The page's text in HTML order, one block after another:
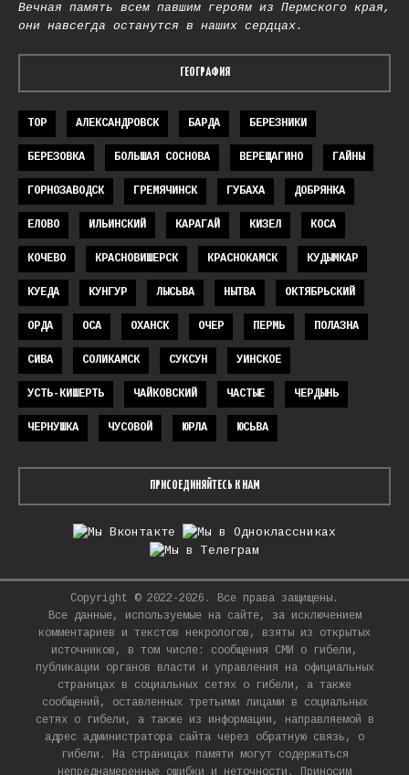
Вечная память всем павшим героям из Пермского края,
они навсегда останутся в наших сердцах.
ГЕОГРАФИЯ
TOP АЛЕКСАНДРОВСК БАРДА БЕРЕЗНИКИ
БЕРЕЗОВКА БОЛЬШАЯ СОСНОВА ВЕРЕЩАГИНО ГАЙНЫ
ГОРНОЗАВОДСК ГРЕМЯЧИНСК ГУБАХА ДОБРЯНКА
ЕЛОВО ИЛЬИНСКИЙ КАРАГАЙ КИЗЕЛ КОСА
КОЧЕВО КРАСНОВИШЕРСК КРАСНОКАМСК КУДЫМКАР
КУЕДА КУНГУР ЛЫСЬВА НЫТВА ОКТЯБРЬСКИЙ
ОРДА ОСА ОХАНСК ОЧЕР ПЕРМЬ ПОЛАЗНА
СИВА СОЛИКАМСК СУКСУН УИНСКОЕ
УСТЬ-КИШЕРТЬ ЧАЙКОВСКИЙ ЧАСТЫЕ ЧЕРДЫНЬ
ЧЕРНУШКА ЧУСОВОЙ ЮРЛА ЮСЬВА
ПРИСОЕДИНЯЙТЕСЬ К НАМ
Copyright © 2022-2026. Все права защищены.
Все данные, используемые на сайте, за исключением
комментариев и текстов некрологов, взяты из открытых
источников, в том числе: сообщения СМИ о гибели,
публикации органов власти и управления на официальных
страницах в социальных сетях о гибели, а также
сообщений, оставленных третьими лицами в социальных
сетях о гибели, а также из информации, направляемой в
адрес администратора сайта через обратную связь, о
гибели. На страницах памяти могут содержаться
непреднамеренные ошибки и неточности. Приносим